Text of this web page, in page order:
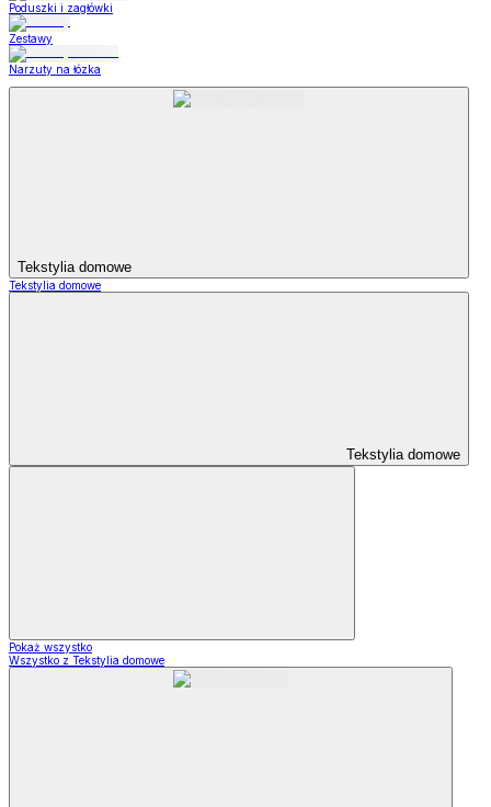
Poduszki i zagłówki
Zestawy
Narzuty na łózka
Tekstylia domowe
Tekstylia domowe
Tekstylia domowe
Pokaż wszystko
Wszystko z Tekstylia domowe